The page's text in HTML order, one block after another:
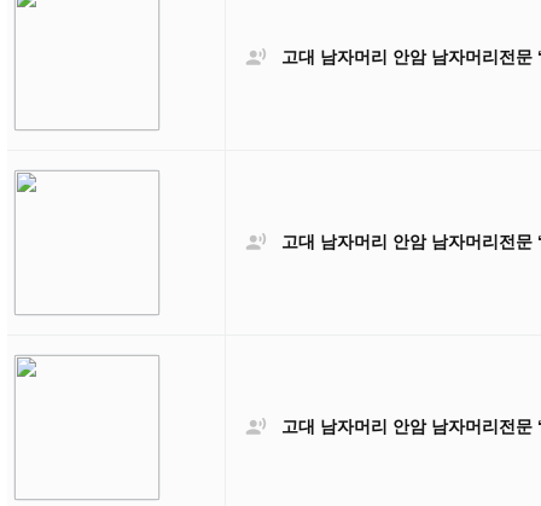
 고대 남자머리 안암 남자머리전문
 고대 남자머리 안암 남자머리전문
 고대 남자머리 안암 남자머리전문